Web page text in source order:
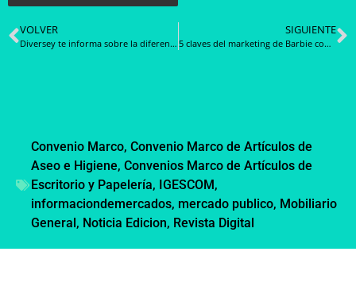
VOLVER
Diversey te informa sobre la diferencia entre Desinfección y Sanitización
SIGUIENTE
5 claves del marketing de Barbie con las que lograr que tu marca sea lo que quiera ser
Convenio Marco, Convenio Marco de Artículos de
Aseo e Higiene, Convenios Marco de Artículos de
Escritorio y Papelería, IGESCOM,
informaciondemercados, mercado publico, Mobiliario
General, Noticia Edicion, Revista Digital